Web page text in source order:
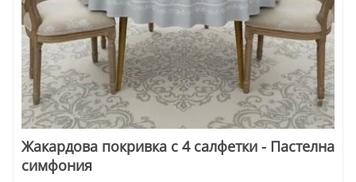
Жакардова покривка с 4 салфетки - Пастелна
симфония